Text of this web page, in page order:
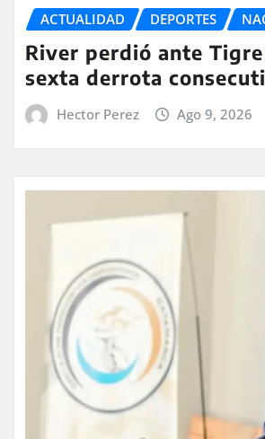
ACTUALIDAD DEPORTES
River perdió ante
sexta derrota
Hector Perez Ago 9, 2026